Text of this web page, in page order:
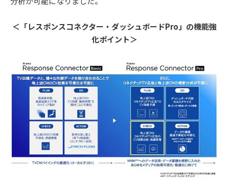
＜「レスポンスコネクター・ダッシュボードPro」の機能強
化ポイント＞